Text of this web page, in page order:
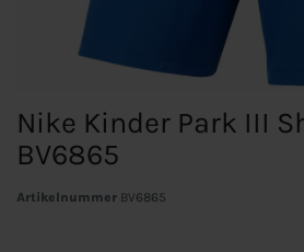
Nike Kinder Park III
BV6865
Artikelnummer BV6865